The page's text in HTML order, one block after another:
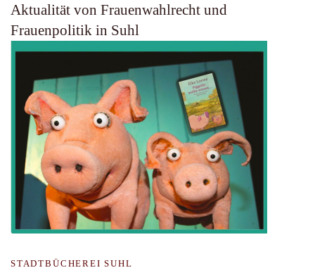
Aktualität von Frauenwahlrecht und
Frauenpolitik in Suhl
STADTBÜCHEREI SUHL